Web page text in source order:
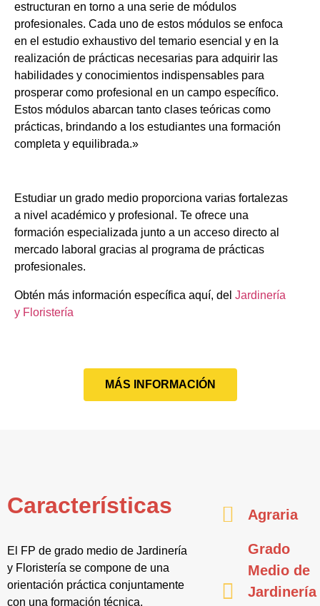
estructuran en torno a una serie de módulos
profesionales. Cada uno de estos módulos se enfoca
en el estudio exhaustivo del temario esencial y en la
realización de prácticas necesarias para adquirir las
habilidades y conocimientos indispensables para
prosperar como profesional en un campo específico.
Estos módulos abarcan tanto clases teóricas como
prácticas, brindando a los estudiantes una formación
completa y equilibrada.»
Estudiar un grado medio proporciona varias fortalezas
a nivel académico y profesional. Te ofrece una
formación especializada junto a un acceso directo al
mercado laboral gracias al programa de prácticas
profesionales.
Obtén más información específica aquí, del Jardinería
y Floristería
MÁS INFORMACIÓN
Características
El FP de grado medio de Jardinería
y Floristería se compone de una
orientación práctica conjuntamente
con una formación técnica.
Agraria
Grado
Medio de
Jardinería